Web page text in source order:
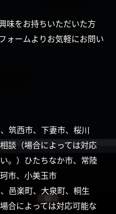
味をお持ちいただいた方
ォームよりお気軽にお問い
筑西市、下妻市、桜川
談（場合によっては対応
。）ひたちなか市、常陸
市、小美玉市
邑楽町、大泉町、桐生
合によっては対応可能な